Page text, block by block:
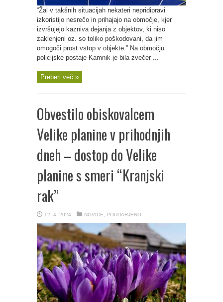
“Žal v takšnih situacijah nekateri nepridipravi
izkoristijo nesrečo in prihajajo na območje, kjer
izvršujejo kazniva dejanja z objektov, ki niso
zaklenjeni oz. so toliko poškodovani, da jim
omogoči prost vstop v objekte.” Na območju
policijske postaje Kamnik je bila zvečer ...
Preberi več »
Obvestilo obiskovalcem
Velike planine v prihodnjih
dneh – dostop do Velike
planine s smeri “Kranjski
rak”
12. 4. 2024 NOVICE POUDARJENO